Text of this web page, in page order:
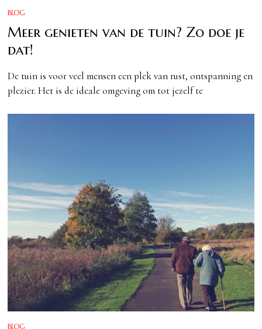
BLOG
Meer genieten van de tuin? Zo doe je
dat!
De tuin is voor veel mensen een plek van rust, ontspanning en
plezier. Het is de ideale omgeving om tot jezelf te
BLOG